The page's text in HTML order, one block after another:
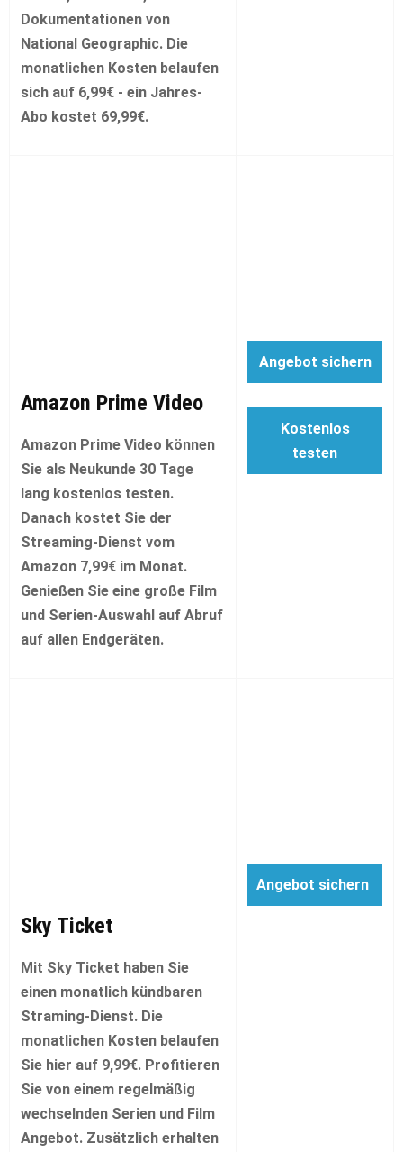
Dokumentationen von
National Geographic. Die
monatlichen Kosten belaufen
sich auf 6,99€ - ein Jahres-
Abo kostet 69,99€.
Amazon Prime Video
Amazon Prime Video können
Sie als Neukunde 30 Tage
lang kostenlos testen.
Danach kostet Sie der
Streaming-Dienst vom
Amazon 7,99€ im Monat.
Genießen Sie eine große Film
und Serien-Auswahl auf Abruf
auf allen Endgeräten.
Angebot sichern
Kostenlos
testen
Sky Ticket
Mit Sky Ticket haben Sie
einen monatlich kündbaren
Straming-Dienst. Die
monatlichen Kosten belaufen
Sie hier auf 9,99€. Profitieren
Sie von einem regelmäßig
wechselnden Serien und Film
Angebot. Zusätzlich erhalten
Angebot sichern